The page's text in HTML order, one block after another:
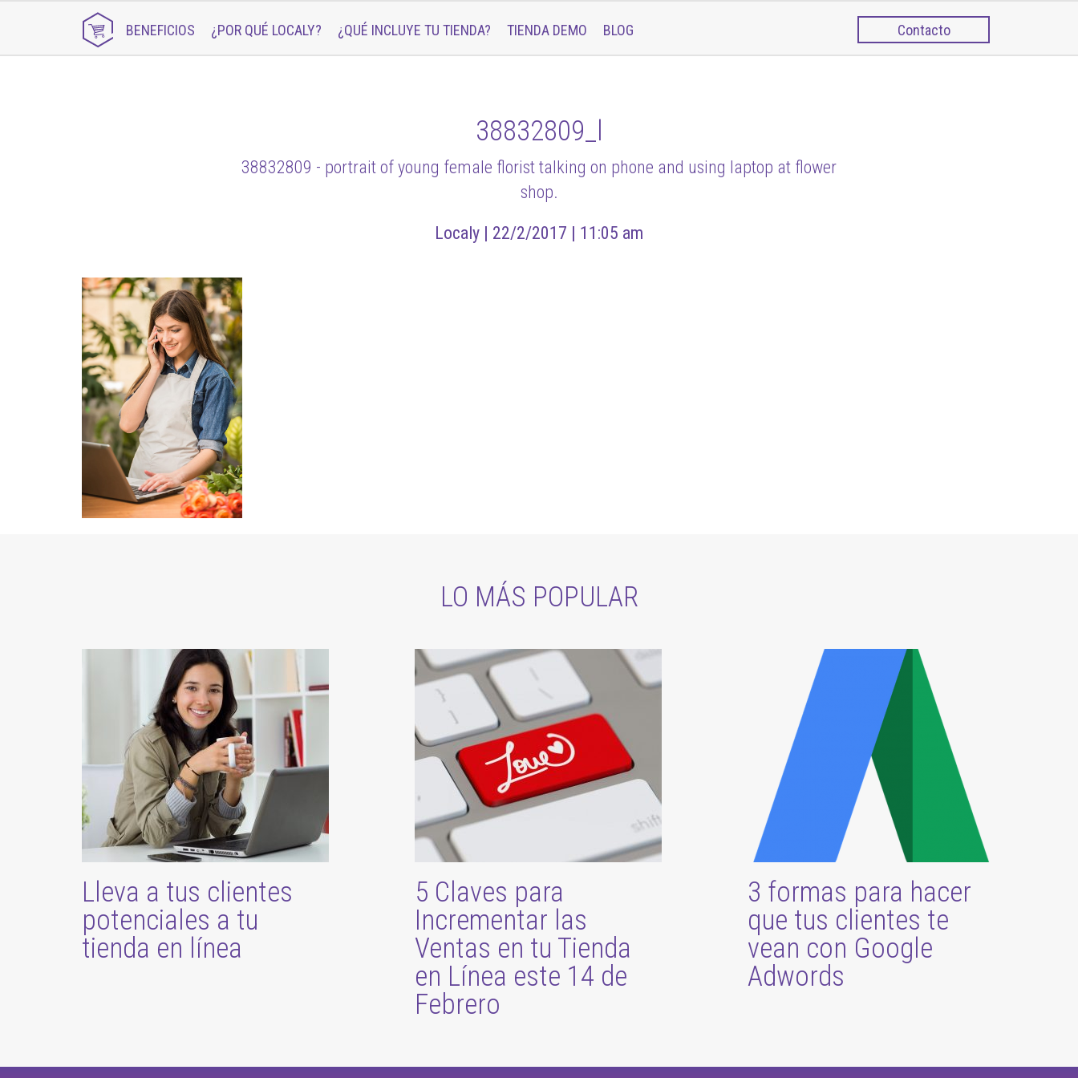
BENEFICIOS ¿POR QUÉ LOCALY? ¿QUÉ INCLUYE TU TIENDA? TIENDA DEMO BLOG Contacto
38832809_l
38832809 - portrait of young female florist talking on phone and using laptop at flower
shop.
Localy | 22/2/2017 | 11:05 am
LO MÁS POPULAR
Lleva a tus clientes
potenciales a tu
tienda en línea
5 Claves para
Incrementar las
Ventas en tu Tienda
en Línea este 14 de
Febrero
3 formas para hacer
que tus clientes te
vean con Google
Adwords